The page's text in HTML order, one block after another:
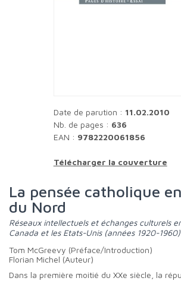
Date de parution : 11.02.2010
Nb. de pages : 636
EAN : 9782220061856
Télécharger la couverture
La pensée catholique en Amérique
du Nord
Réseaux intellectuels et échanges culturels entre l'Europe, le
Canada et les Etats-Unis (années 1920-1960)
Tom McGreevy (Préface/Introduction)
Florian Michel (Auteur)
Dans la première moitié du XXe siècle, la réputation des